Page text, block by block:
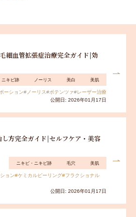
細血管拡張症治療完全ガイド|効
ニキビ跡 ノーリス 美白 美肌
ーション#ノーリス#ポテンツァ#レーザー治療
公開日: 2026年01月17日
方完全ガイド|セルフケア・美容
ニキビ・ニキビ跡 毛穴 美肌
ョン#ケミカルピーリング#フラクショナル
公開日: 2026年01月17日